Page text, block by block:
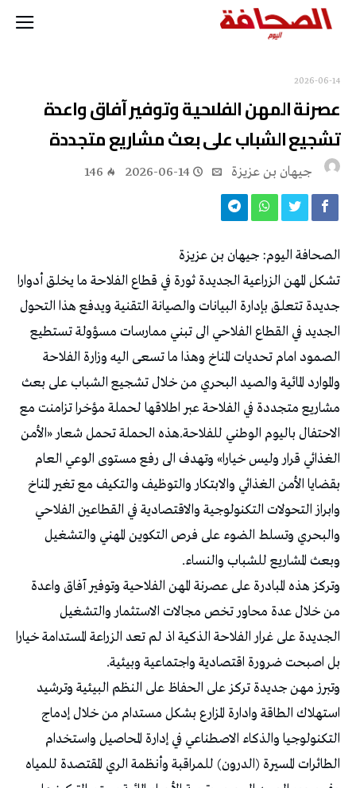
2026-06-14
عصرنة المهن الفلاحية وتوفير آفاق واعدة
تشجيع الشباب على بعث مشاريع متجددة
جيهان بن عزيزة 2026-06-14
146
الصحافة اليوم: جيهان بن عزيزة
تشكل المهن الزراعية الجديدة ثورة في قطاع الفلاحة ما يخلق أدوارا
جديدة تتعلق بإدارة البيانات والصيانة التقنية ويدفع هذا التحول
الجديد في القطاع الفلاحي الى تبني ممارسات مسؤولة تستطيع
الصمود امام تحديات المناخ وهذا ما تسعى اليه وزارة الفلاحة
والموارد المائية والصيد البحري من خلال تشجيع الشباب على بعث
مشاريع متجددة في الفلاحة عبر اطلاقها لحملة مؤخرا تزامنت مع
الاحتفال باليوم الوطني للفلاحة.هذه الحملة تحمل شعار «الأمن
الغذائي قرار وليس خيارا» وتهدف الى رفع مستوى الوعي العام
بقضايا الأمن الغذائي والابتكار والتوظيف والتكيف مع تغير المناخ
وابراز التحولات التكنولوجية والاقتصادية في القطاعين الفلاحي
والبحري وتسلط الضوء على فرص التكوين المهني والتشغيل
وبعث المشاريع للشباب والنساء.
وتركز هذه المبادرة على عصرنة المهن الفلاحية وتوفير آفاق واعدة
من خلال عدة محاور تخص مجالات الاستثمار والتشغيل
الجديدة على غرار الفلاحة الذكية اذ لم تعد الزراعة المستدامة خيارا
بل اصبحت ضرورة اقتصادية واجتماعية وبيئية.
وتبرز مهن جديدة تركز على الحفاظ على النظم البيئية وترشيد
استهلاك الطاقة وادارة المزارع بشكل مستدام من خلال إدماج
التكنولوجيا والذكاء الاصطناعي في إدارة المحاصيل واستخدام
الطائرات المسيرة (الدرون) للمراقبة وأنظمة الري المقتصدة للمياه